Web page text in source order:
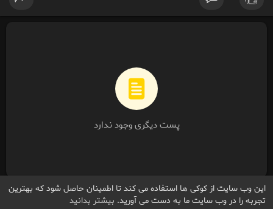
این وب سایت از کوکی ها استفاده می کند تا اطمینان حاصل شود که بهترین
تجربه را در وب سایت ما به دست می آورید. بیشتر بدانید
پست دیگری وجود ندارد